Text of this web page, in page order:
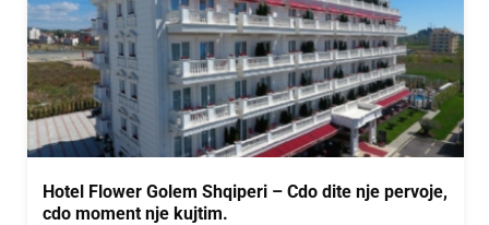
Hotel Flower Golem Shqiperi – Cdo dite nje pervoje,
cdo moment nje kujtim.